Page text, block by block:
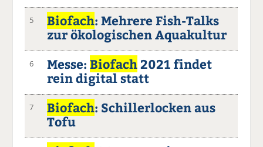
5 Biofach: Mehrere Fish-Talks
zur ökologischen Aquakultur
6 Messe:Biofach2021 findet
rein digital statt
7 Biofach: Schillerlocken aus
Tofu